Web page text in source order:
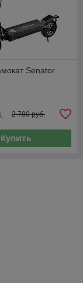
Senator
2 780 руб.
Купить